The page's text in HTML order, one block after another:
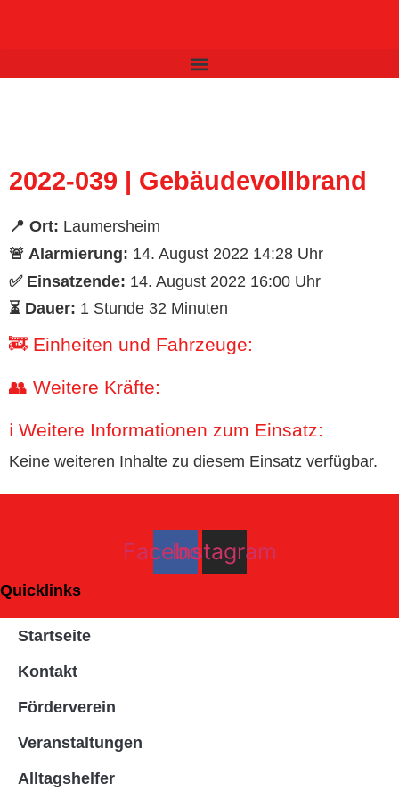
2022-039 | Gebäudevollbrand
📍 Ort: Laumersheim
🚨 Alarmierung: 14. August 2022 14:28 Uhr
✅ Einsatzende: 14. August 2022 16:00 Uhr
⏳ Dauer: 1 Stunde 32 Minuten
🚒 Einheiten und Fahrzeuge:
👥 Weitere Kräfte:
ℹ️ Weitere Informationen zum Einsatz:
Keine weiteren Inhalte zu diesem Einsatz verfügbar.
Facebook
Instagram
Quicklinks
Startseite
Kontakt
Förderverein
Veranstaltungen
Alltagshelfer